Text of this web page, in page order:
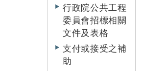
行政院公共工程
委員會招標相關
文件及表格
支付或接受之補
助